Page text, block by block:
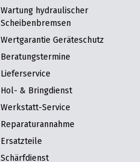
Wartung hydraulischer
Scheibenbremsen
Wertgarantie Geräteschutz
Beratungstermine
Lieferservice
Hol- & Bringdienst
Werkstatt-Service
Reparaturannahme
Ersatzteile
Schärfdienst